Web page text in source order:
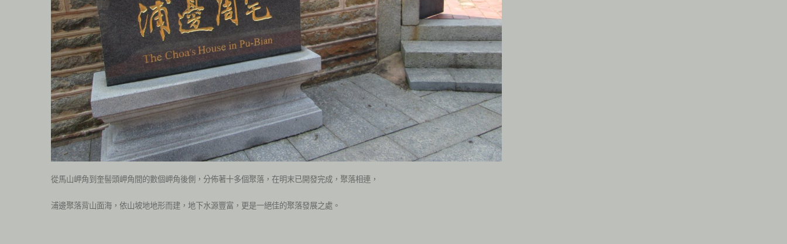
從馬山岬角到奎髻頭岬角間的數個岬角後側，分佈著十多個聚落，在明末已開發完成，聚落相連，
浦邊聚落背山面海，依山坡地地形而建，地下水源豐富，更是一絕佳的聚落發展之處。